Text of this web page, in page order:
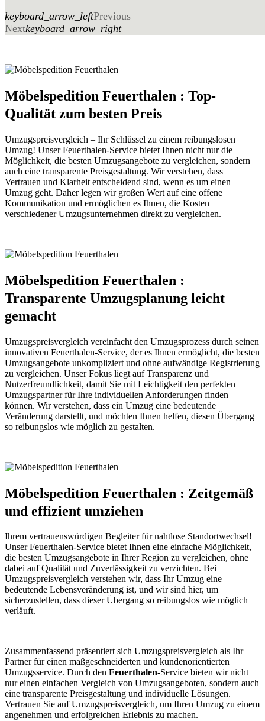
keyboard_arrow_leftPrevious
Nextkeyboard_arrow_right
Möbelspedition Feuerthalen : Top-
Qualität zum besten Preis
Umzugspreisvergleich – Ihr Schlüssel zu einem reibungslosen
Umzug! Unser Feuerthalen-Service bietet Ihnen nicht nur die
Möglichkeit, die besten Umzugsangebote zu vergleichen, sondern
auch eine transparente Preisgestaltung. Wir verstehen, dass
Vertrauen und Klarheit entscheidend sind, wenn es um einen
Umzug geht. Daher legen wir großen Wert auf eine offene
Kommunikation und ermöglichen es Ihnen, die Kosten
verschiedener Umzugsunternehmen direkt zu vergleichen.
Möbelspedition Feuerthalen :
Transparente Umzugsplanung leicht
gemacht
Umzugspreisvergleich vereinfacht den Umzugsprozess durch seinen
innovativen Feuerthalen-Service, der es Ihnen ermöglicht, die besten
Umzugsangebote unkompliziert und ohne aufwändige Registrierung
zu vergleichen. Unser Fokus liegt auf Transparenz und
Nutzerfreundlichkeit, damit Sie mit Leichtigkeit den perfekten
Umzugspartner für Ihre individuellen Anforderungen finden
können. Wir verstehen, dass ein Umzug eine bedeutende
Veränderung darstellt, und möchten Ihnen helfen, diesen Übergang
so reibungslos wie möglich zu gestalten.
Möbelspedition Feuerthalen : Zeitgemäß
und effizient umziehen
Ihrem vertrauenswürdigen Begleiter für nahtlose Standortwechsel!
Unser Feuerthalen-Service bietet Ihnen eine einfache Möglichkeit,
die besten Umzugsangebote in Ihrer Region zu vergleichen, ohne
dabei auf Qualität und Zuverlässigkeit zu verzichten. Bei
Umzugspreisvergleich verstehen wir, dass Ihr Umzug eine
bedeutende Lebensveränderung ist, und wir sind hier, um
sicherzustellen, dass dieser Übergang so reibungslos wie möglich
verläuft.
Zusammenfassend präsentiert sich Umzugspreisvergleich als Ihr
Partner für einen maßgeschneiderten und kundenorientierten
Umzugsservice. Durch den Feuerthalen-Service bieten wir nicht
nur einen einfachen Vergleich von Umzugsangeboten, sondern auch
eine transparente Preisgestaltung und individuelle Lösungen.
Vertrauen Sie auf Umzugspreisvergleich, um Ihren Umzug zu einem
angenehmen und erfolgreichen Erlebnis zu machen.